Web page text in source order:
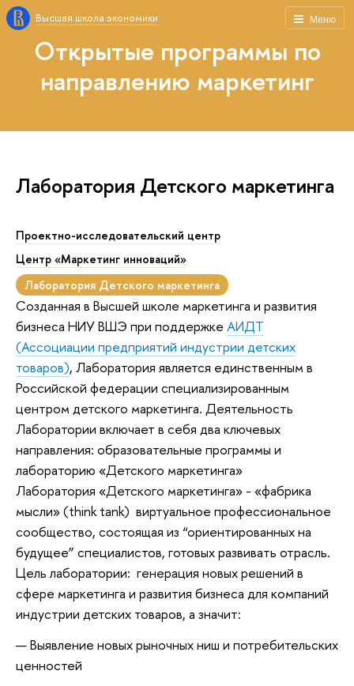
Меню
Высшая школа экономики
Открытые программы по
направлению маркетинг
Лаборатория Детского маркетинга
Проектно-исследовательский центр
Центр «Маркетинг инноваций»
Лаборатория Детского маркетинга
Созданная в Высшей школе маркетинга и развития
бизнеса НИУ ВШЭ при поддержке АИДТ
(Ассоциации предприятий индустрии детских
товаров), Лаборатория является единственным в
Российской федерации специализированным
центром детского маркетинга. Деятельность
Лаборатории включает в себя два ключевых
направления: образовательные программы и
лабораторию «Детского маркетинга»
Лаборатория «Детского маркетинга» - «фабрика
мысли» (think tank) виртуальное профессиональное
сообщество, состоящая из “ориентированных на
будущее” специалистов, готовых развивать отрасль.
Цель лаборатории: генерация новых решений в
сфере маркетинга и развития бизнеса для компаний
индустрии детских товаров, а значит:
Выявление новых рыночных ниш и потребительских
ценностей